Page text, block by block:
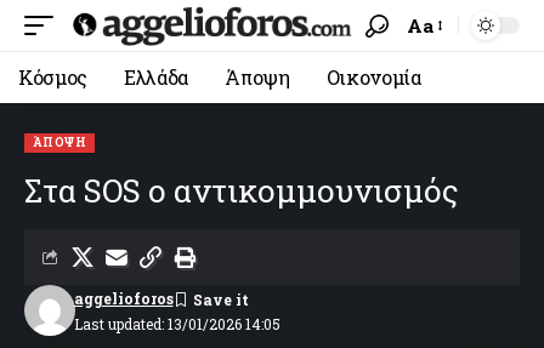
Aa
Κόσμος Ελλάδα Άποψη Οικονομία
ΆΠΟΨΗ
Στα SOS ο αντικομμουνισμός
Last updated: 13/01/2026 14:05
aggelioforos